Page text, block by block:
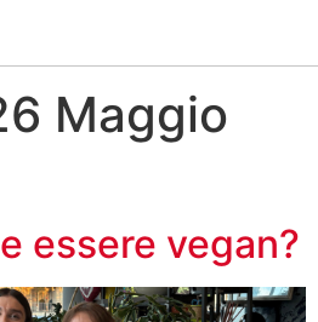
Maggio
essere vegan?